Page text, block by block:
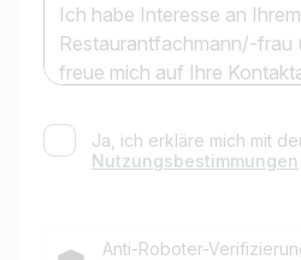
Ja, ich erkläre mich mit
Nutzungsbestimmungen
Anti-Roboter-